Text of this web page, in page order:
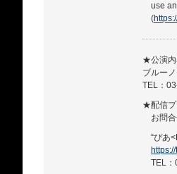
use
(
★公演内
ブルー
TEL：
★配信プ
お問
“ぴあ
TEL